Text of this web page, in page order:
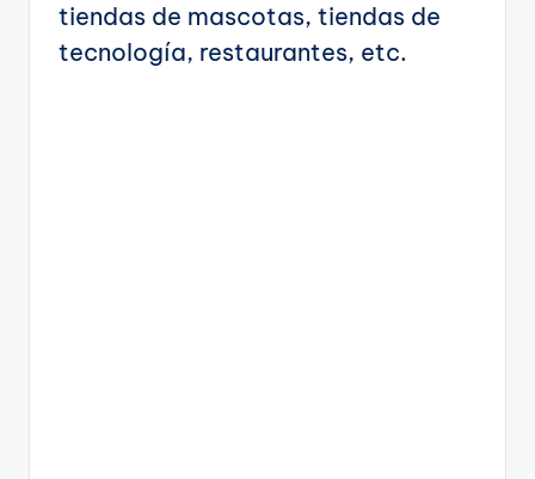
tiendas de mascotas, tiendas de
tecnología, restaurantes, etc.